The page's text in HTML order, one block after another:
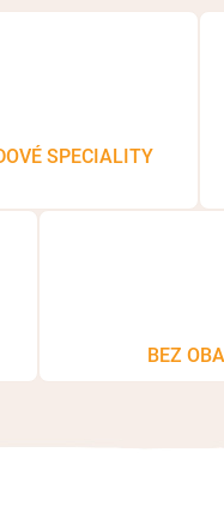
SPECIALITY
BEZ